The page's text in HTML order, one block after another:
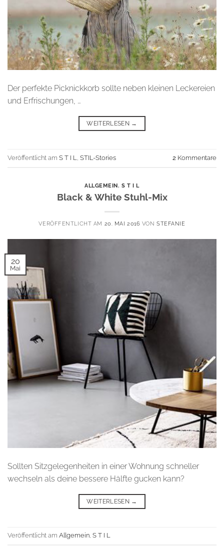
Der perfekte Picknickkorb sollte neben kleinen Leckereien
und Erfrischungen, …
WEITERLESEN →
Veröffentlicht am S T I L STIL-Stories 2 Kommentare
ALLGEMEIN,S T I L
Black & White Stuhl-Mix
VERÖFFENTLICHT AM 20. MAI 2016 VONSTEFANIE
20
Mai
Sollten Sitzgelegenheiten in einer Wohnung schneller
wechseln als deine bessere Hälfte gucken kann?
WEITERLESEN →
Veröffentlicht am Allgemein, S T I L